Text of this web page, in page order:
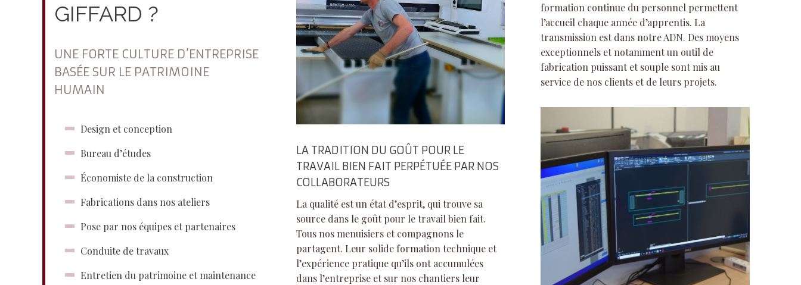
GIFFARD ?
UNE FORTE CULTURE D’ENTREPRISE
BASÉE SUR LE PATRIMOINE
HUMAIN
Design et conception
Bureau d’études
Économiste de la construction
Fabrications dans nos ateliers
Pose par nos équipes et partenaires
Conduite de travaux
Entretien du patrimoine et maintenance
LA TRADITION DU GOÛT POUR LE
TRAVAIL BIEN FAIT PERPÉTUÉE PAR NOS
COLLABORATEURS
La qualité est un état d’esprit, qui trouve sa
source dans le goût pour le travail bien fait.
Tous nos menuisiers et compagnons le
partagent. Leur solide formation technique et
l’expérience pratique qu’ils ont accumulées
dans l’entreprise et sur nos chantiers leur
formation continue du personnel permettent
l’accueil chaque année d’apprentis. La
transmission est dans notre ADN. Des moyens
exceptionnels et notamment un outil de
fabrication puissant et souple sont mis au
service de nos clients et de leurs projets.